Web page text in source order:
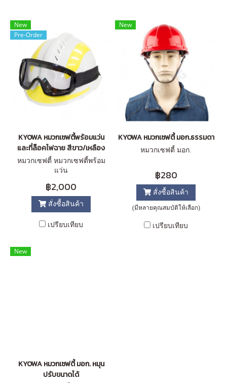
New
Pre-Order
KYOWA หมวกเซฟตี้พร้อมแว่น
และที่ล็อคไฟฉาย สีขาว/เหลือง
หมวกเซฟตี้ หมวกเซฟตี้พร้อม
แว่น
฿2,000
สั่งซื้อสินค้า
เปรียบเทียบ
New
KYOWA หมวกเซฟตี้ มอก.ธรรมดา
หมวกเซฟตี้ มอก.
฿280
สั่งซื้อสินค้า
(มีหลายคุณสมบัติให้เลือก)
เปรียบเทียบ
New
KYOWA หมวกเซฟตี้ มอก. หมุน
ปรับขนาดได้